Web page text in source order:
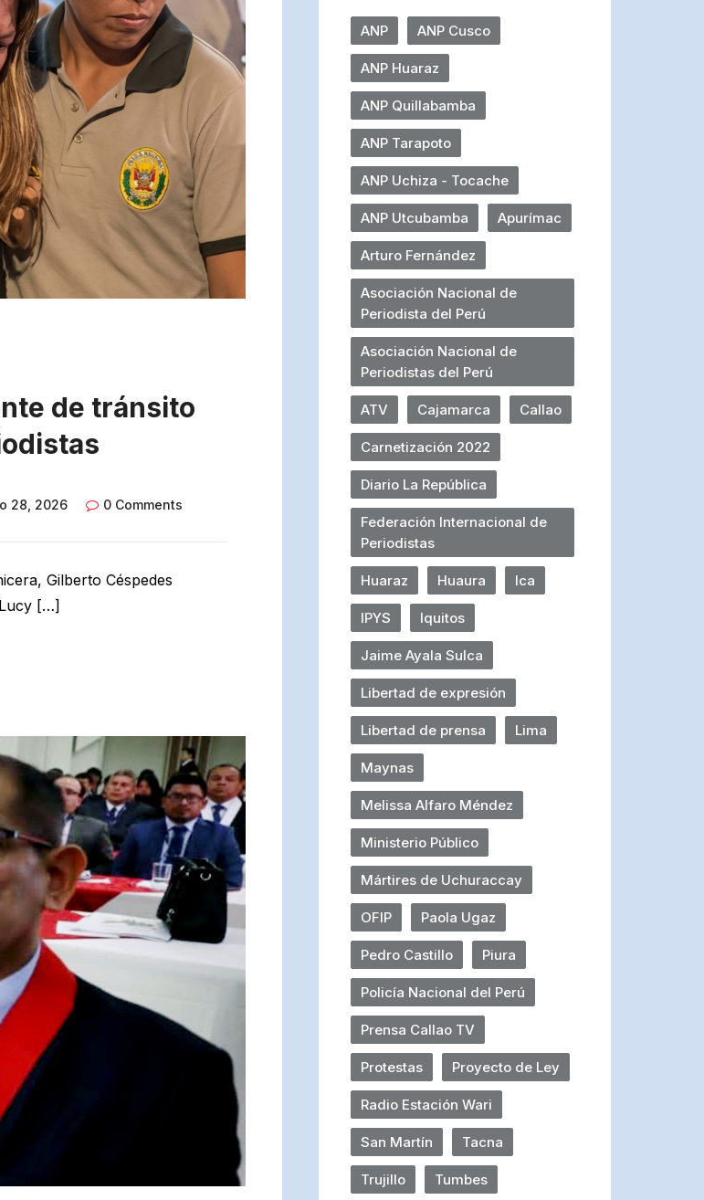
de tránsito
28, 2026 0 Comments
Gilberto Céspedes
Lucy […]
ANP ANP Cusco
ANP Huaraz
ANP Quillabamba
ANP Tarapoto
ANP Uchiza - Tocache
ANP Utcubamba Apurímac
Arturo Fernández
Asociación Nacional de
Periodista del Perú
Asociación Nacional de
Periodistas del Perú
ATV Cajamarca Callao
Carnetización 2022
Diario La República
Federación Internacional de
Periodistas
Huaraz Huaura Ica
IPYS Iquitos
Jaime Ayala Sulca
Libertad de expresión
Libertad de prensa Lima
Maynas
Melissa Alfaro Méndez
Ministerio Público
Mártires de Uchuraccay
OFIP Paola Ugaz
Pedro Castillo Piura
Policía Nacional del Perú
Prensa Callao TV
Protestas Proyecto de Ley
Radio Estación Wari
San Martín Tacna
Trujillo Tumbes